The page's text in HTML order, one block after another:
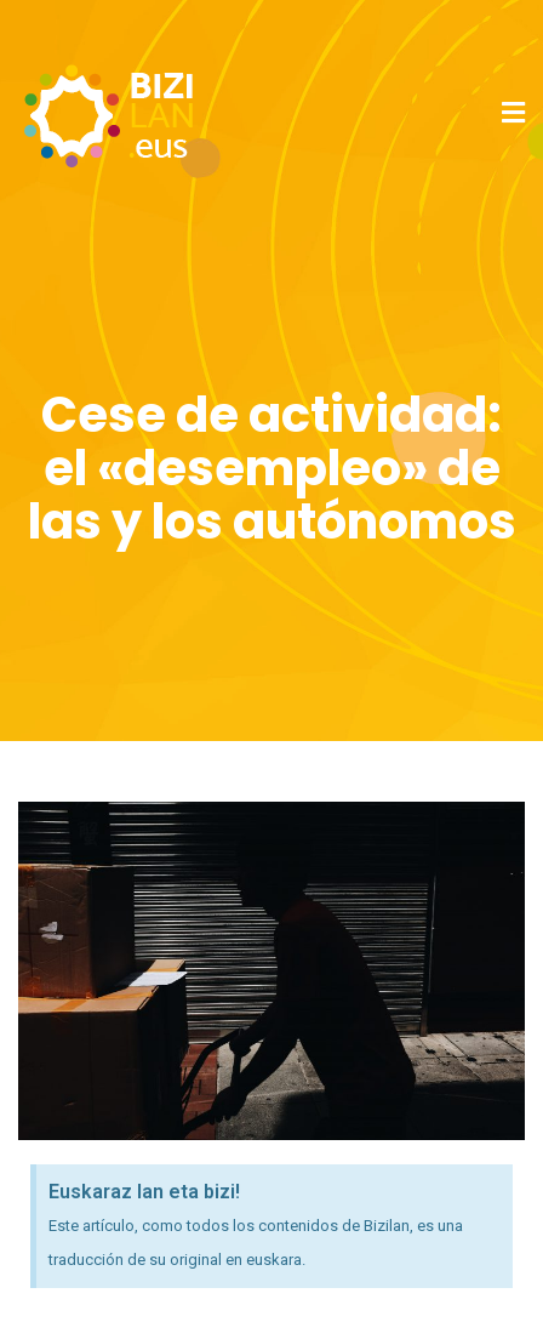
Cese de actividad:
el «desempleo» de
las y los autónomos
Euskaraz lan eta bizi!
Este artículo, como todos los contenidos de Bizilan, es una
traducción de su original en euskara.